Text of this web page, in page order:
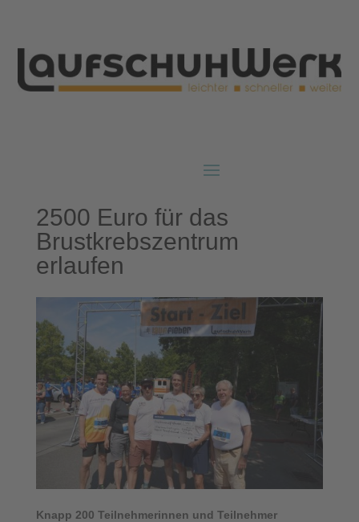
2500 Euro für das
Brustkrebszentrum
erlaufen
Knapp 200 Teilnehmerinnen und Teilnehmer